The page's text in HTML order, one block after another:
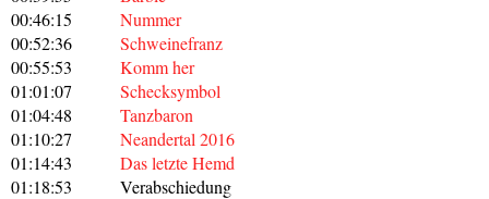
00:46:15
Nummer
00:52:36
Schweinefranz
00:55:53
Komm her
01:01:07
Schecksymbol
01:04:48
Tanzbaron
01:10:27
Neandertal 2016
01:14:43
Das letzte Hemd
01:18:53
Verabschiedung